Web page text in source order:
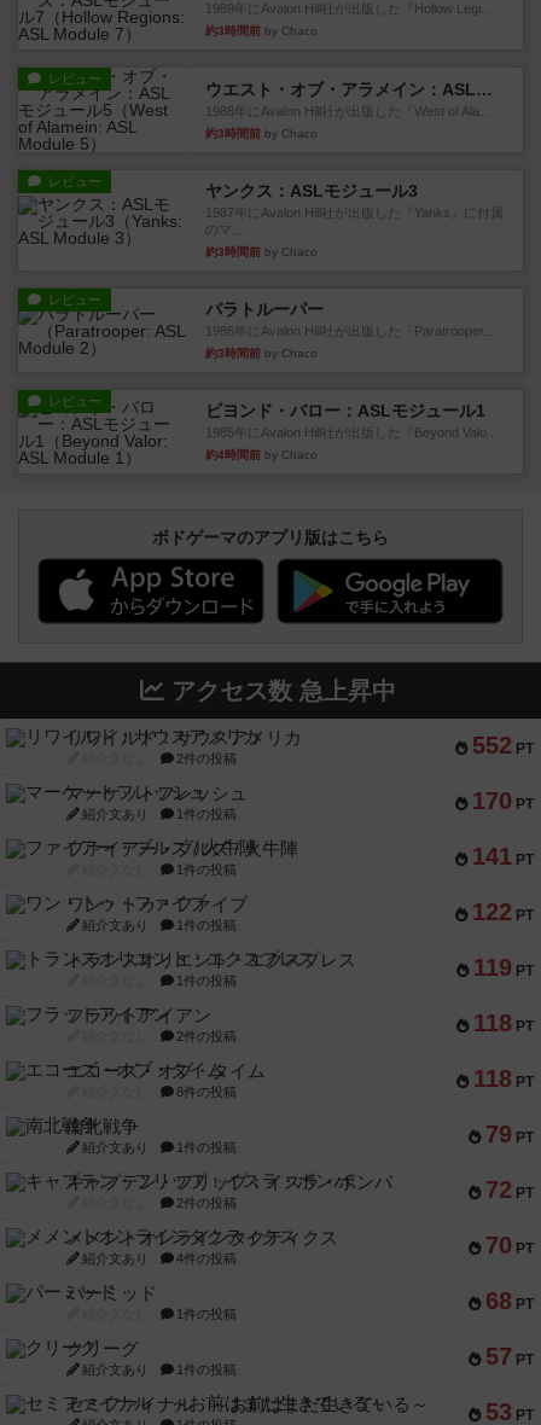
1989年にAvalon Hill社が出版した『Hollow Legi...
約3時間前 by Chaco
レビュー
ウエスト・オブ・アラメイン：ASLモジュール5
1988年にAvalon Hill社が出版した『West of Ala...
約3時間前 by Chaco
レビュー ヤンクス：ASLモジュール3
1987年にAvalon Hill社が出版した『Yanks』に付属
のマ...
約3時間前 by Chaco
レビュー パラトルーパー
1986年にAvalon Hill社が出版した『Paratrooper...
約3時間前 by Chaco
レビュー ビヨンド・バロー：ASLモジュール1
1985年にAvalon Hill社が出版した『Beyond Valo...
約4時間前 by Chaco
ボドゲーマのアプリ版はこちら
アクセス数 急上昇中
552 PT
リワイルド：サウスアメリカ
2件の投稿
170 PT
マーケットフレッシュ
紹介文あり 1件の投稿
141 PT
ファイアー・ブルズ / 火牛陣
1件の投稿
122 PT
ワン・トゥ・ファイブ
紹介文あり 1件の投稿
119 PT
トランスオリエント・エクスプレス
1件の投稿
118 PT
フラットアイアン
2件の投稿
118 PT
エコーズ・オブ・タイム
8件の投稿
79 PT
南北戦争
紹介文あり 1件の投稿
72 PT
キャプテン・フリップ：イスラ・ボンバ
2件の投稿
70 PT
メメントオンラインタクティクス
紹介文あり 4件の投稿
68 PT
パーミッド
1件の投稿
57 PT
クリーグ
紹介文あり 1件の投稿
53 PT
セミファイナル ～お前はまだ生きている～